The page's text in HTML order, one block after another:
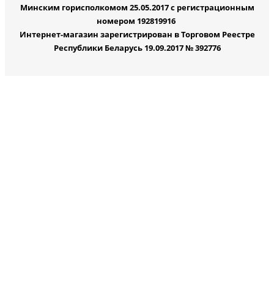
Минским горисполкомом 25.05.2017 с регистрационным
номером 192819916
Интернет-магазин зарегистрирован в Торговом Реестре
Республики Беларусь 19.09.2017 № 392776